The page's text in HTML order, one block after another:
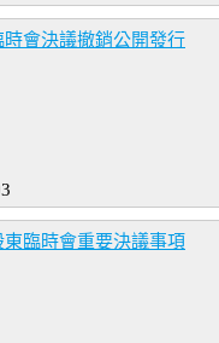
會決議撤銷公開發行
臨時會重要決議事項